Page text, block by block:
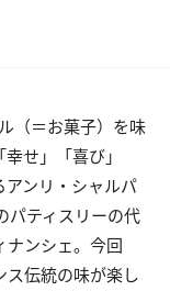
（＝お菓子）を味
せ」「喜び」
アンリ・シャルパ
パティスリーの代
ナンシェ。今回
ス伝統の味が楽し